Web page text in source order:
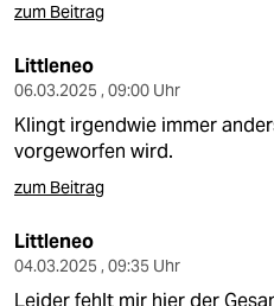
zum Beitrag
Littleneo
06.03.2025 , 09:00 Uhr
Klingt irgendwie immer
vorgeworfen wird.
zum Beitrag
Littleneo
04.03.2025 , 09:35 Uhr
Leider fehlt mir hier der